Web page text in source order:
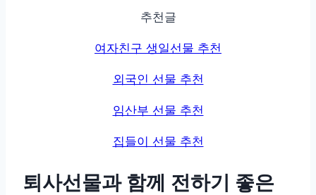
추천글
여자친구 생일선물 추천
외국인 선물 추천
임산부 선물 추천
집들이 선물 추천
퇴사선물과 함께 전하기 좋은